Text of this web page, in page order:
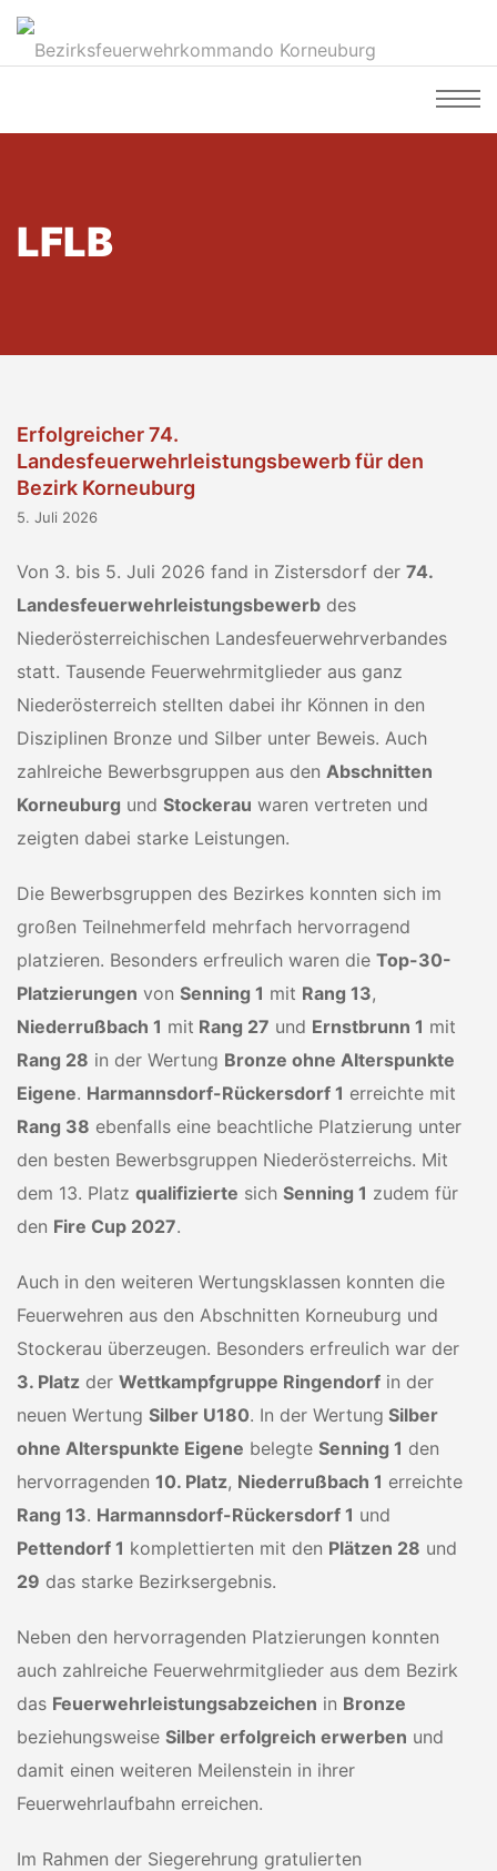
LFLB
Erfolgreicher 74.
Landesfeuerwehrleistungsbewerb für den
Bezirk Korneuburg
5. Juli 2026
Von 3. bis 5. Juli 2026 fand in Zistersdorf der 74.
Landesfeuerwehrleistungsbewerb des
Niederösterreichischen Landesfeuerwehrverbandes
statt. Tausende Feuerwehrmitglieder aus ganz
Niederösterreich stellten dabei ihr Können in den
Disziplinen Bronze und Silber unter Beweis. Auch
zahlreiche Bewerbsgruppen aus den Abschnitten
Korneuburg und Stockerau waren vertreten und
zeigten dabei starke Leistungen.
Die Bewerbsgruppen des Bezirkes konnten sich im
großen Teilnehmerfeld mehrfach hervorragend
platzieren. Besonders erfreulich waren die Top-30-
Platzierungen von Senning 1 mit Rang 13,
Niederrußbach 1 mit Rang 27 und Ernstbrunn 1 mit
Rang 28 in der Wertung Bronze ohne Alterspunkte
Eigene. Harmannsdorf-Rückersdorf 1 erreichte mit
Rang 38 ebenfalls eine beachtliche Platzierung unter
den besten Bewerbsgruppen Niederösterreichs. Mit
dem 13. Platz qualifizierte sich Senning 1 zudem für
den Fire Cup 2027.
Auch in den weiteren Wertungsklassen konnten die
Feuerwehren aus den Abschnitten Korneuburg und
Stockerau überzeugen. Besonders erfreulich war der
3. Platz der Wettkampfgruppe Ringendorf in der
neuen Wertung Silber U180. In der Wertung Silber
ohne Alterspunkte Eigene belegte Senning 1 den
hervorragenden 10. Platz, Niederrußbach 1 erreichte
Rang 13. Harmannsdorf-Rückersdorf 1 und
Pettendorf 1 komplettierten mit den Plätzen 28 und
29 das starke Bezirksergebnis.
Neben den hervorragenden Platzierungen konnten
auch zahlreiche Feuerwehrmitglieder aus dem Bezirk
das Feuerwehrleistungsabzeichen in Bronze
beziehungsweise Silber erfolgreich erwerben und
damit einen weiteren Meilenstein in ihrer
Feuerwehrlaufbahn erreichen.
Im Rahmen der Siegerehrung gratulierten